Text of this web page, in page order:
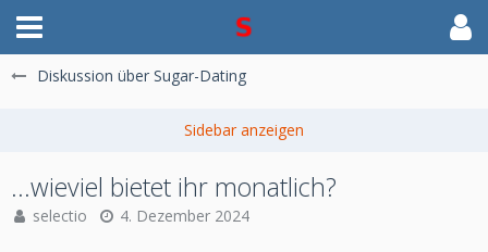
Diskussion über Sugar-Dating
...wieviel bietet ihr monatlich?
selectio 4. Dezember 2024